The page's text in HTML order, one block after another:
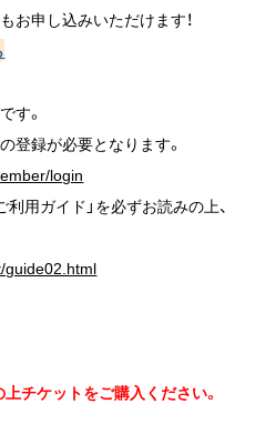
お申し込みいただけます！
す。
登録が必要となります。
login
用ガイド」を必ずお読みの上、
guide02.html
チケットをご購入ください。